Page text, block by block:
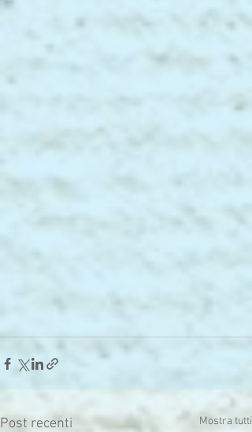
Post recenti Mostra tutti